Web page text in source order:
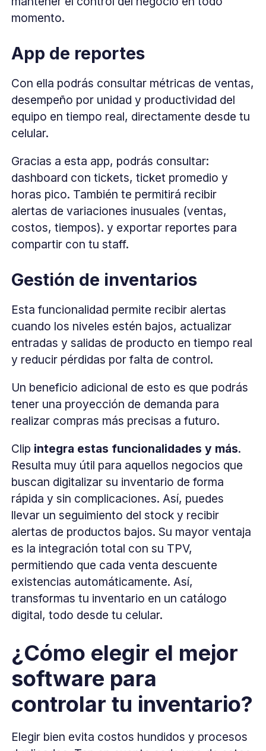
momento.
App de reportes
Con ella podrás consultar métricas de ventas,
desempeño por unidad y productividad del
equipo en tiempo real, directamente desde tu
celular.
Gracias a esta app, podrás consultar:
dashboard con tickets, ticket promedio y
horas pico. También te permitirá recibir
alertas de variaciones inusuales (ventas,
costos, tiempos). y exportar reportes para
compartir con tu staff.
Gestión de inventarios
Esta funcionalidad permite recibir alertas
cuando los niveles estén bajos, actualizar
entradas y salidas de producto en tiempo real
y reducir pérdidas por falta de control.
Un beneficio adicional de esto es que podrás
tener una proyección de demanda para
realizar compras más precisas a futuro.
Clip integra estas funcionalidades y más.
Resulta muy útil para aquellos negocios que
buscan digitalizar su inventario de forma
rápida y sin complicaciones. Así, puedes
llevar un seguimiento del stock y recibir
alertas de productos bajos. Su mayor ventaja
es la integración total con su TPV,
permitiendo que cada venta descuente
existencias automáticamente. Así,
transformas tu inventario en un catálogo
digital, todo desde tu celular.
¿Cómo elegir el mejor
software para
controlar tu inventario?
Elegir bien evita costos hundidos y procesos